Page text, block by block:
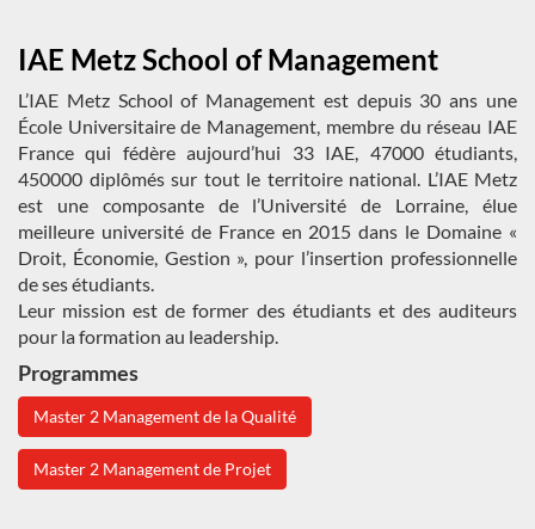
IAE Metz School of Management
L’IAE Metz School of Management est depuis 30 ans une
École Universitaire de Management, membre du réseau IAE
France qui fédère aujourd’hui 33 IAE, 47000 étudiants,
450000 diplômés sur tout le territoire national. L’IAE Metz
est une composante de l’Université de Lorraine, élue
meilleure université de France en 2015 dans le Domaine «
Droit, Économie, Gestion », pour l’insertion professionnelle
de ses étudiants.
Leur mission est de former des étudiants et des auditeurs
pour la formation au leadership.
Programmes
Master 2 Management de la Qualité
Master 2 Management de Projet